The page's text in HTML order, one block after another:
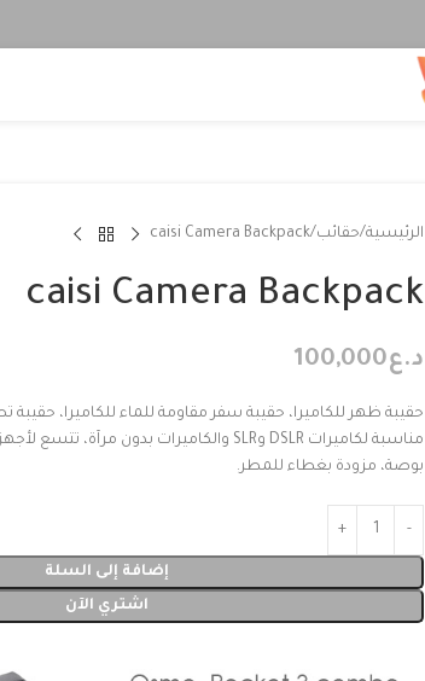
الرئيسية حقائب caisi Camera Backpack
caisi Camera Backpack
د.ع100,000
حقيبة ظهر للكاميرا، حقيبة سفر مقاومة للماء للكاميرا، حقيبة
بوصة، مزودة بغطاء للمطر.
إضافة إلى السلة
اشتري الآن